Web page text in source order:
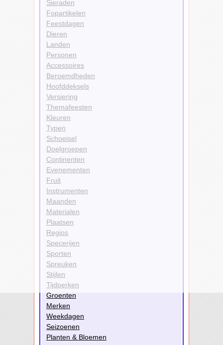
Sieraden
Fopartikelen
Feestdagen
Dieren
Landen
Personen
Accessoires
Beroemdheden
Hoofddeksels
Versiering
Themafeesten
Kleuren
Typen
Schoeisel
Doelgroepen
Continenten
Evenementen
Fruit
Instrumenten
Maanden
Materialen
Plaatsen
Regios
Specerijen
Sporten
Spreuken
Stijlen
Tijdperken
Groenten
Merken
Weekdagen
Seizoenen
Planten & Bloemen